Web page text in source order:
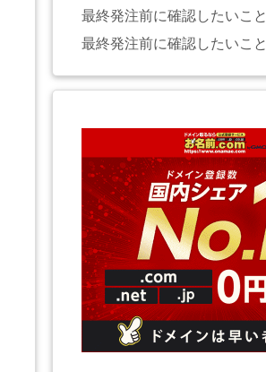
最終発注前に確認したいこと
最終発注前に確認したいこと